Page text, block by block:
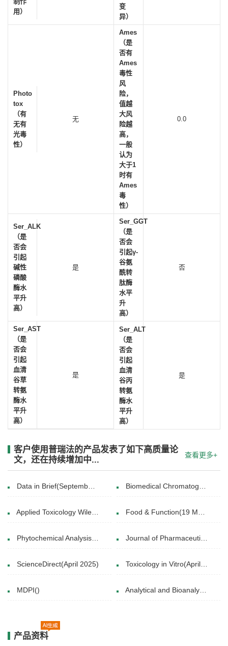
用）
变
异）
Photo
tox
（有
无有
光毒
性）
无
Ames
（是
否有
Ames
毒性
风
险，
值越
大风
险越
高，
一般
认为
大于1
时有
Ames
毒
性）
0.0
Ser_ALK
（是
否会
引起
碱性
磷酸
酶水
平升
高）
是
Ser_GGT
（是
否会
引起γ-
谷氨
酰转
肽酶
水平
升
高）
否
Ser_AST
（是
否会
引起
血清
谷草
转氨
酶水
平升
高）
是
Ser_ALT
（是
否会
引起
血清
谷丙
转氨
酶水
平升
高）
是
客户使用普瑞法的产品发表了如下高质量论
文，还在持续增加中...
查看更多+
Data in Brief(September 2016) Biomedical Chromatography(04 July 2019)
Applied Toxicology Wiley(12 September 2024) Food & Function(19 Mar 2024)
Phytochemical Analysis(11 JUN 2015) Journal of Pharmaceutical and Biomedical Analysis(5 February 2017)
ScienceDirect(April 2025) Toxicology in Vitro(April 2017)
MDPI() Analytical and Bioanalytical Chemistry (14 December 2019)
产品资料